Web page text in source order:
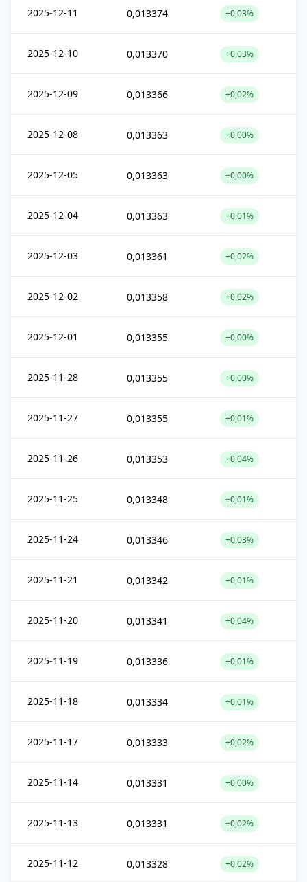
2025-12-11 0,013374 +0,03%
2025-12-10 0,013370 +0,03%
2025-12-09 0,013366 +0,02%
2025-12-08 0,013363 +0,00%
2025-12-05 0,013363 +0,00%
2025-12-04 0,013363 +0,01%
2025-12-03 0,013361 +0,02%
2025-12-02 0,013358 +0,02%
2025-12-01 0,013355 +0,00%
2025-11-28 0,013355 +0,00%
2025-11-27 0,013355 +0,01%
2025-11-26 0,013353 +0,04%
2025-11-25 0,013348 +0,01%
2025-11-24 0,013346 +0,03%
2025-11-21 0,013342 +0,01%
2025-11-20 0,013341 +0,04%
2025-11-19 0,013336 +0,01%
2025-11-18 0,013334 +0,01%
2025-11-17 0,013333 +0,02%
2025-11-14 0,013331 +0,00%
2025-11-13 0,013331 +0,02%
2025-11-12 0,013328 +0,02%